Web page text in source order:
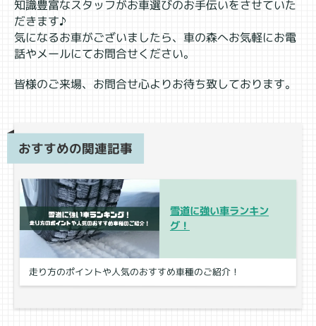
知識豊富なスタッフがお車選びのお手伝いをさせていた
だきます♪
気になるお車がございましたら、車の森へお気軽にお電
話やメールにてお問合せください。
皆様のご来場、お問合せ心よりお待ち致しております。
おすすめの関連記事
雪道に強い車ランキン
グ！
走り方のポイントや人気のおすすめ車種のご紹介！